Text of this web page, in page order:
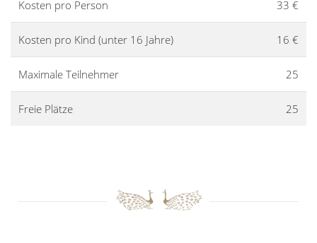
Kosten pro Person 33 €
Kosten pro Kind (unter 16 Jahre) 16 €
Maximale Teilnehmer 25
Freie Plätze 25